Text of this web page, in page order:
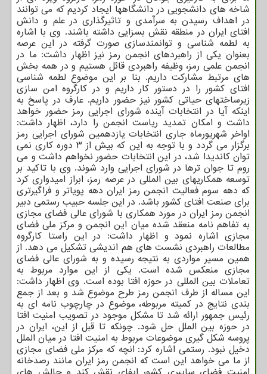
شاخه های دانشجویی در دانشگاهها ایجاد کردیم که می توانند
در اهداف رسیدن به سرآمدی و تاثیرگذاری در علم و دانش
افتای ایران در منطقه نقش بسزایی داشته باشند. وی با اشاره
به لطمه شناسی و توانمندسازی صورت گرفته در این عرصه
بعنوان یکی از راهبردهای انجمن رمز نیز اظهار داشت: ما در
انجمن علمی رمز، وظیفه راهبردی قائل هستیم و در همه بخش
های مرتبط مشارکت داریم. بنا بر این موضوع لطمه شناسی
افتای کشور را در دستور کار داریم و در کارگروه امن سازی
زیرساختهای حیاتی کشور نیز حضور داریم. عارف در پاسخ به
اینکه آیا در انتخابات آینده شورای اجرایی رمز حضور خواهد
داشت و امکان تمدید ریاست انجمن را دارد، اظهار داشت:
اواخر شهریورماه جاری انتخابات یازدهمین شورای اجرایی رمز
برگزار می گردد و با توجه به این که بیش از ۳ دوره کاری نمی
توان کاندیدا شد، در این انتخابات حضور نخواهم داشت و می
روم تا جوان ترها در شورای اجرایی وارد شوند. وی با تاکید بر
توسعه همکاریهای بین المللی در عرصه رمز، ابراز امیدواری کرد
که دهه سوم فعالیت انجمن رمز ایران دهه پویاتر و فراگیرتری
برای صنعت افتای کشور باشد. در این جلسه حبیب رستمی دبیر
انجمن رمز ایران در مورد همکاری با شورای عالی فضای مجازی
به تفاهم نامه منعقد شده میان این انجمن و مرکز ملی فضای
مجازی اشاره نمود و اظهار داشت: در این راستا کارگروه
مطالعات راهبردی نشست های هم اندیشی تشکیل می دهد. از
همین مسیر مواردی به نتیجه رسیده و به شورای عالی فضای
مجازی منعکس شده است. یکی از این موارد مربوط به
تعاملات بین المللی در حوزه افتا بوده است. وی اظهار داشت:
این مساله از طرف انجمن رمز طرح موضوع شد و بعد از جمع
بندی نتایج در کمیته مربوطه، موضوع در چارچوب نامه ای به
رئیس جمهور ارائه شد تا مشکل موجود در تصویب امنیت افتا
در حوزه بین الملل حل شود. چونکه تا قبل از این، ایران در
پروسه شکل گیری موضوعات مربوط به امنیت افتا در میان الملل
دخیل نبود. رستمی اشاره کرد: انچه که مرکز ملی فضای مجازی
از ما می خواهد این است که انجمن رمز ایران مانند رصدخانه